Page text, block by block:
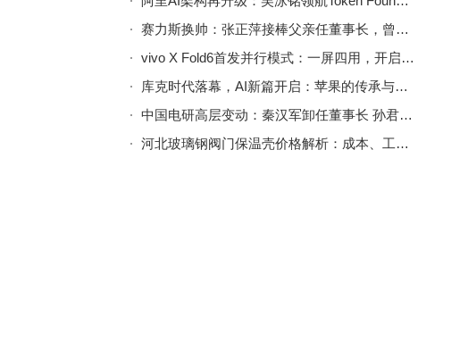
赛力斯换帅：张正萍接棒父亲任董事长，曾力推与华为合作创辉煌
vivo X Fold6首发并行模式：一屏四用，开启折叠屏多任务处理新时代
库克时代落幕，AI新篇开启：苹果的传承与革新之路
中国电研高层变动：秦汉军卸任董事长 孙君光接棒引领新征程
河北玻璃钢阀门保温壳价格解析：成本、工艺与需求如何影响定价？